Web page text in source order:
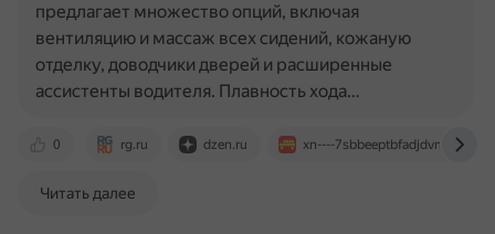
0 rg.ru dzen.ru xn----
предлагает множество опций, включая
вентиляцию и массаж всех сидений, кожаную
отделку, доводчики дверей и расширенные
ассистенты водителя. Плавность хода…
Читать далее